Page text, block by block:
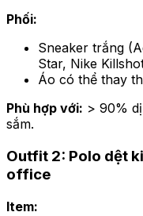
Phối:
Sneaker trắng
Star, Nike
Áo có thể thay
Phù hợp với: > 90%
sắm.
Outfit 2: Polo dệt
office
Item: